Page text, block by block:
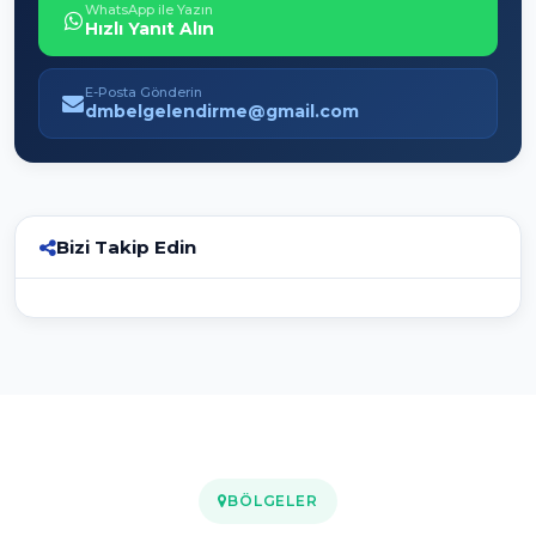
WhatsApp ile Yazın
Hızlı Yanıt Alın
E-Posta Gönderin
dmbelgelendirme@gmail.com
Bizi Takip Edin
BÖLGELER